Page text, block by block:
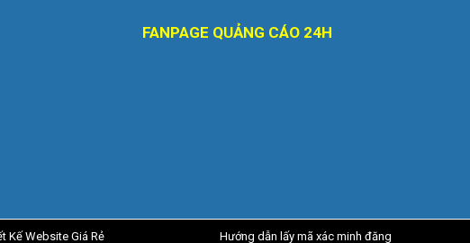
FANPAGE QUẢNG CÁO 24H
Kế Website Giá Rẻ Hướng dẫn lấy mã xác minh đăng